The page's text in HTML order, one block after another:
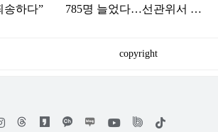
하다”
785명 늘었다…선관위서 포
copyright
인
위
틱